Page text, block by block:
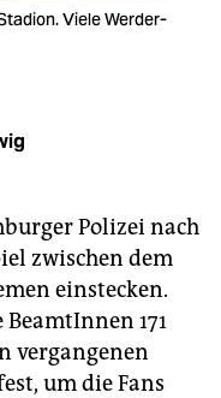
Viele Werder-
Polizei nach
zwischen dem
einstecken.
171
vergangenen
um die Fans